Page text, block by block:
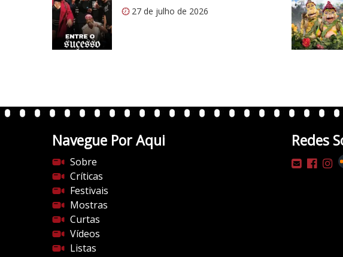
s
:
/
/
w
p
c
o
m
/
v
e
r
t
27 de julho de 2026
Navegue Por Aqui
Sobre
Críticas
Festivais
Mostras
Curtas
Vídeos
Listas
Redes